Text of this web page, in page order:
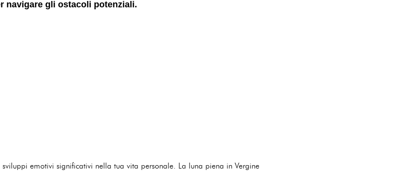
navigare gli ostacoli potenziali.
emotivi significativi nella tua vita personale. La luna piena in Vergine